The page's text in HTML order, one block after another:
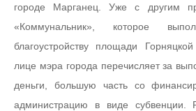
городе Марганец. Уже с другим
«Коммунальник», которое
благоустройству площади
лице мэра города перечисляет за
деньги, большую часть со
администрацию в виде субвенции.